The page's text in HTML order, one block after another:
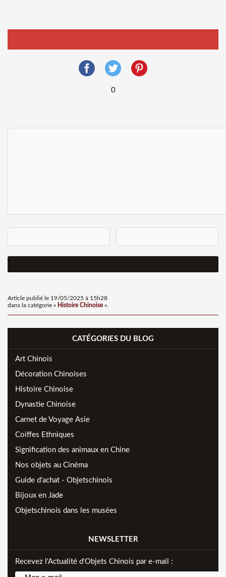
0
Article publié le 19/05/2025 à 15h28
dans la catégorie « Histoire Chinoise ».
CATÉGORIES DU BLOG
Art Chinois
Décoration Chinoises
Histoire Chinoise
Dynastie Chinoise
Carnet de Voyage Asie
Coiffes Ethniques
Signification des animaux en Chine
Nos objets au Cinéma
Guide d'achat - Objetschinois
Bijoux en Jade
Objetschinois dans les musées
NEWSLETTER
Recevez l'Actualité d'Objets Chinois par e-mail :